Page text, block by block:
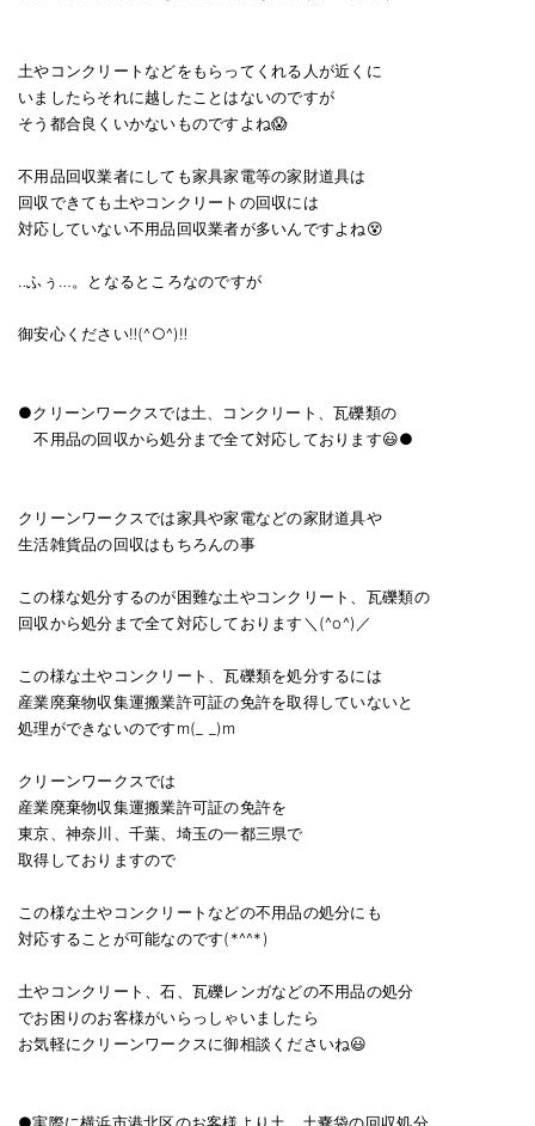
土やコンクリートなどをもらってくれる人が近くに
いましたらそれに越したことはないのですが
そう都合良くいかないものですよね😱
不用品回収業者にしても家具家電等の家財道具は
回収できても土やコンクリートの回収には
対応していない不用品回収業者が多いんですよね😵
‥ふぅ…。となるところなのですが
御安心ください‼️(^○^)‼️
●クリーンワークスでは土、コンクリート、瓦礫類の
不用品の回収から処分まで全て対応しております😃●
クリーンワークスでは家具や家電などの家財道具や
生活雑貨品の回収はもちろんの事
この様な処分するのが困難な土やコンクリート、瓦礫類の
回収から処分まで全て対応しております＼(^o^)／
この様な土やコンクリート、瓦礫類を処分するには
産業廃棄物収集運搬業許可証の免許を取得していないと
処理ができないのですm(_ _)m
クリーンワークスでは
産業廃棄物収集運搬業許可証の免許を
東京、神奈川、千葉、埼玉の一都三県で
取得しておりますので
この様な土やコンクリートなどの不用品の処分にも
対応することが可能なのです(*^^*)
土やコンクリート、石、瓦礫レンガなどの不用品の処分
でお困りのお客様がいらっしゃいましたら
お気軽にクリーンワークスに御相談くださいね😃
●実際に横浜市港北区のお客様より土、土嚢袋の回収処分